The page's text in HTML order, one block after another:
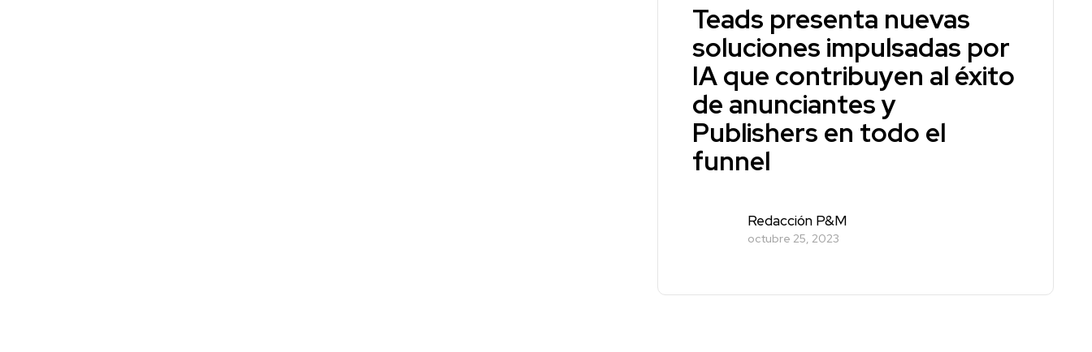
Teads presenta nuevas
soluciones impulsadas por
IA que contribuyen al éxito
de anunciantes y
Publishers en todo el
funnel
Redacción P&M
octubre 25, 2023